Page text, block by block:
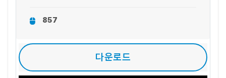
857
다운로드